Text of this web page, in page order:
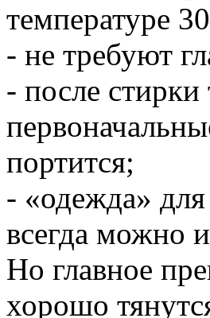
температуре
- не требуют
- после стирки
портится;
- «одежда»
всегда можно
Но главное
хорошо